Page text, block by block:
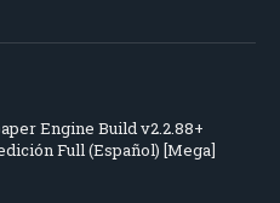
Engine Build v2.2.88+
Full (Español) [Mega]